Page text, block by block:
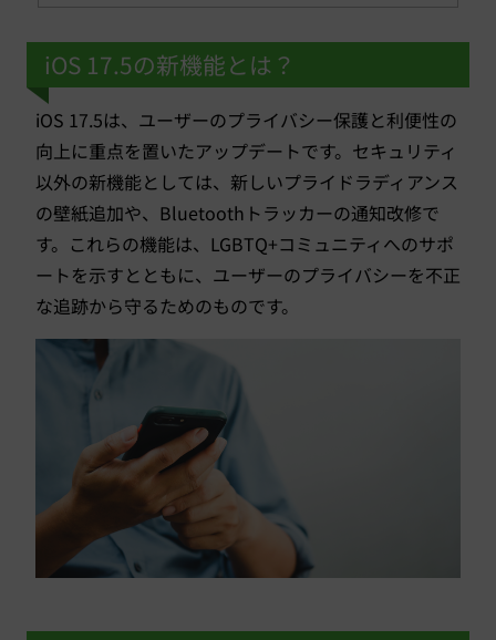
iOS 17.5の新機能とは？
iOS 17.5は、ユーザーのプライバシー保護と利便性の
向上に重点を置いたアップデートです。セキュリティ
以外の新機能としては、新しいプライドラディアンス
の壁紙追加や、Bluetoothトラッカーの通知改修で
す。これらの機能は、LGBTQ+コミュニティへのサポ
ートを示すとともに、ユーザーのプライバシーを不正
な追跡から守るためのものです。